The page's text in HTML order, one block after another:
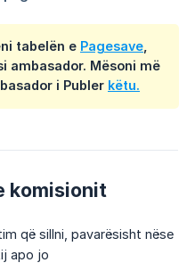
tabelën e Pagesave
ambasador. Mësoni më
i Publer këtu.
komisionit
që sillni, pavarësisht nëse
apo jo